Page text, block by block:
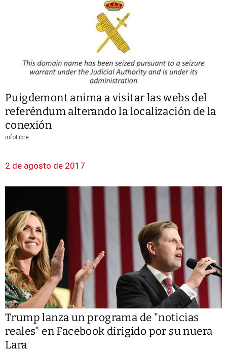
Puigdemont anima a visitar las webs del
referéndum alterando la localización de la
conexión
infoLibre
2 de agosto de 2017
Trump lanza un programa de "noticias
reales" en Facebook dirigido por su nuera
Lara